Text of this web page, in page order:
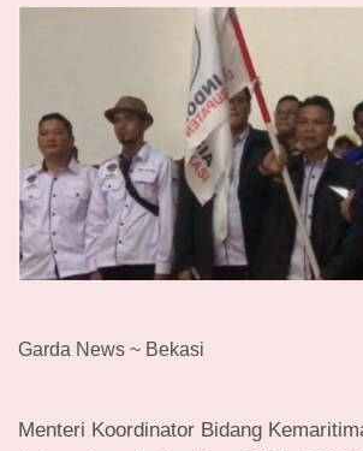
Garda News ~ Bekasi
Menteri Koordinator Bidang